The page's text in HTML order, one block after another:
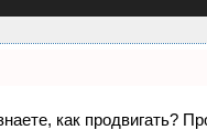
как продвигать?